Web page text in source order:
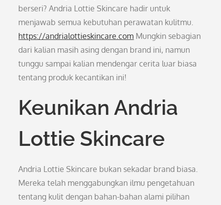
berseri? Andria Lottie Skincare hadir untuk
menjawab semua kebutuhan perawatan kulitmu.
https://andrialottieskincare.com Mungkin sebagian
dari kalian masih asing dengan brand ini, namun
tunggu sampai kalian mendengar cerita luar biasa
tentang produk kecantikan ini!
Keunikan Andria
Lottie Skincare
Andria Lottie Skincare bukan sekadar brand biasa.
Mereka telah menggabungkan ilmu pengetahuan
tentang kulit dengan bahan-bahan alami pilihan